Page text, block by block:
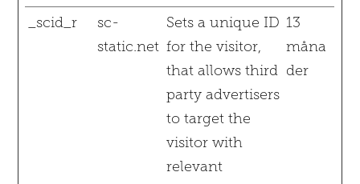
_scid_r
sc-
static.net
Sets a unique ID
for the visitor,
that allows third
party advertisers
to target the
visitor with
relevant
13
måna
der